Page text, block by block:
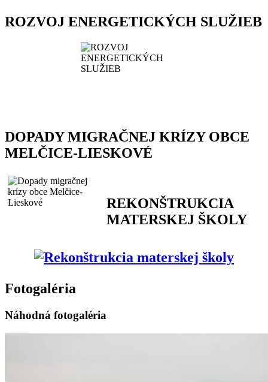
ROZVOJ ENERGETICKÝCH SLUŽIEB
DOPADY MIGRAČNEJ KRÍZY OBCE
MELČICE-LIESKOVÉ
REKONŠTRUKCIA
MATERSKEJ ŠKOLY
Fotogaléria
Náhodná fotogaléria